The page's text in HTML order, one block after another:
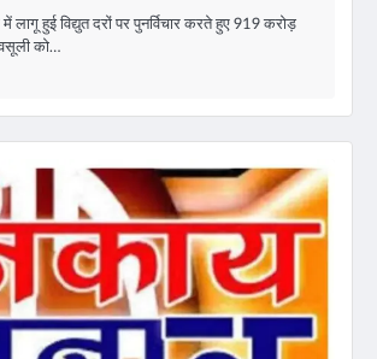
लागू हुई विद्युत दरों पर पुनर्विचार करते हुए 919 करोड़
को…